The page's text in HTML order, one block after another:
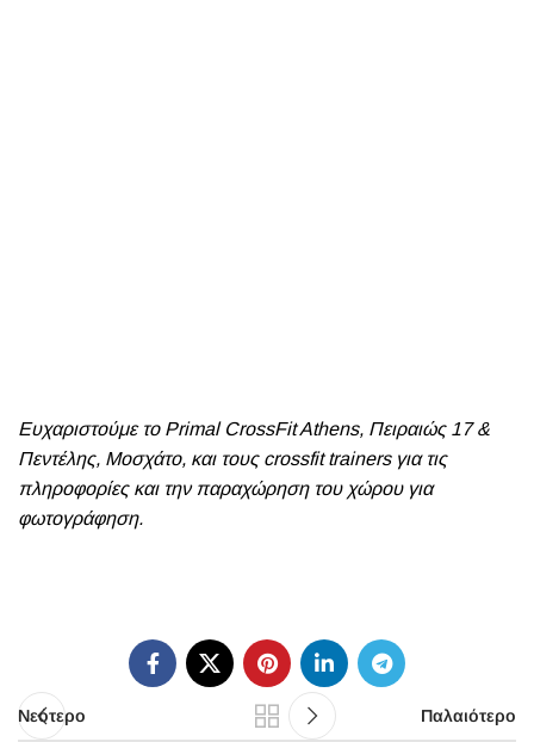
Ευχαριστούμε το Primal CrossFit Athens, Πειραιώς 17 &
Πεντέλης, Μοσχάτο, και τους crossfit trainers για τις
πληροφορίες και την παραχώρηση του χώρου για
φωτογράφηση.
Νεότερο Παλαιότερο